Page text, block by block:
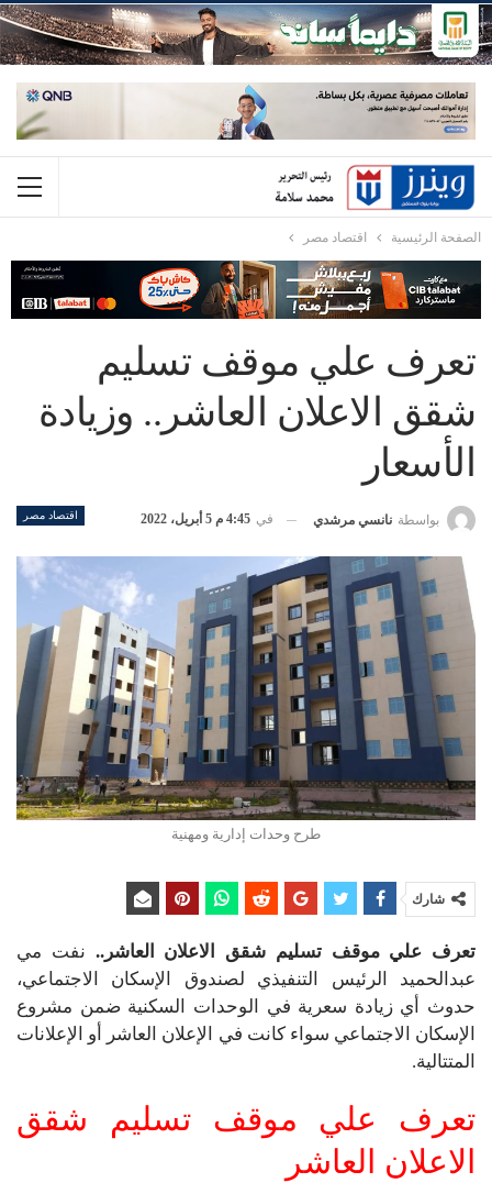
الصفحة الرئيسية اقتصاد مصر
تعرف علي موقف تسليم
شقق الاعلان العاشر.. وزيادة
الأسعار
اقتصاد مصر بواسطة نانسي مرشدي في 4:45 م 5 أبريل، 2022
طرح وحدات إدارية ومهنية
شارك
تعرف علي موقف تسليم شقق الاعلان العاشر.. نفت مي
عبدالحميد الرئيس التنفيذي لصندوق الإسكان الاجتماعي،
حدوث أي زيادة سعرية في الوحدات السكنية ضمن مشروع
الإسكان الاجتماعي سواء كانت في الإعلان العاشر أو الإعلانات
المتتالية.
تعرف علي موقف تسليم شقق
الاعلان العاشر